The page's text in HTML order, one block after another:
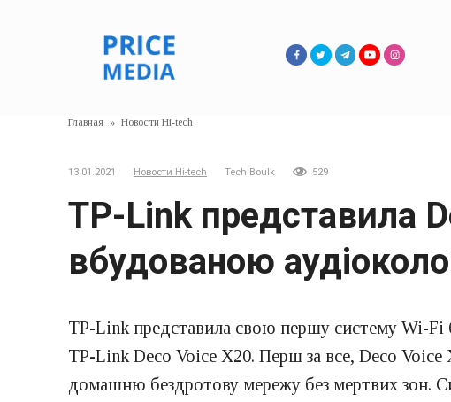
Главная » Новости Hi-tech
13.01.2021 Новости Hi-tech Tech Boulk 529
TP-Link представила
вбудованою
TP-Link представила свою першу систему Wi-Fi
TP-Link Deco Voice X20. Перш за все, Deco
домашню бездротову мережу без мертвих зон.